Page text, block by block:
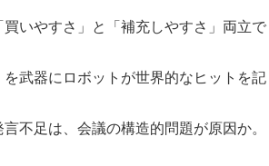
買いやすさ」と「補充しやすさ」両立で
を武器にロボットが世界的なヒットを記
不足は、会議の構造的問題が原因か。